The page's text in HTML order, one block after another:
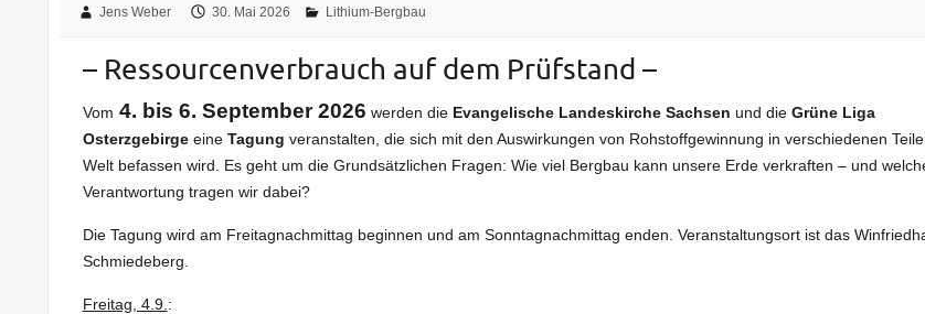
Jens Weber 30. Mai 2026 Lithium-Bergbau
– Ressourcenverbrauch auf dem Prüfstand –
Vom 4. bis 6. September 2026 werden die Evangelische Landeskirche Sachsen und die Grüne Liga
Osterzgebirgeeine Tagung veranstalten, die sich mit den Auswirkungen von Rohstoffgewinnung in verschiedenen
Welt befassen wird. Es geht um die Grundsätzlichen Fragen: Wie viel Bergbau kann unsere Erde verkraften – und
Verantwortung tragen wir dabei?
Die Tagung wird am Freitagnachmittag beginnen und am Sonntagnachmittag enden. Veranstaltungsort ist das
Schmiedeberg.
Freitag, 4.9. :